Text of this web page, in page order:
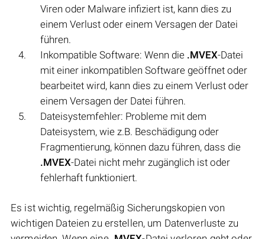
Viren oder Malware infiziert ist, kann dies zu
einem Verlust oder einem Versagen der Datei
führen.
Inkompatible Software: Wenn die .MVEX-Datei
mit einer inkompatiblen Software geöffnet oder
bearbeitet wird, kann dies zu einem Verlust oder
einem Versagen der Datei führen.
Dateisystemfehler: Probleme mit dem
Dateisystem, wie z.B. Beschädigung oder
Fragmentierung, können dazu führen, dass die
.MVEX-Datei nicht mehr zugänglich ist oder
fehlerhaft funktioniert.
Es ist wichtig, regelmäßig Sicherungskopien von
wichtigen Dateien zu erstellen, um Datenverluste zu